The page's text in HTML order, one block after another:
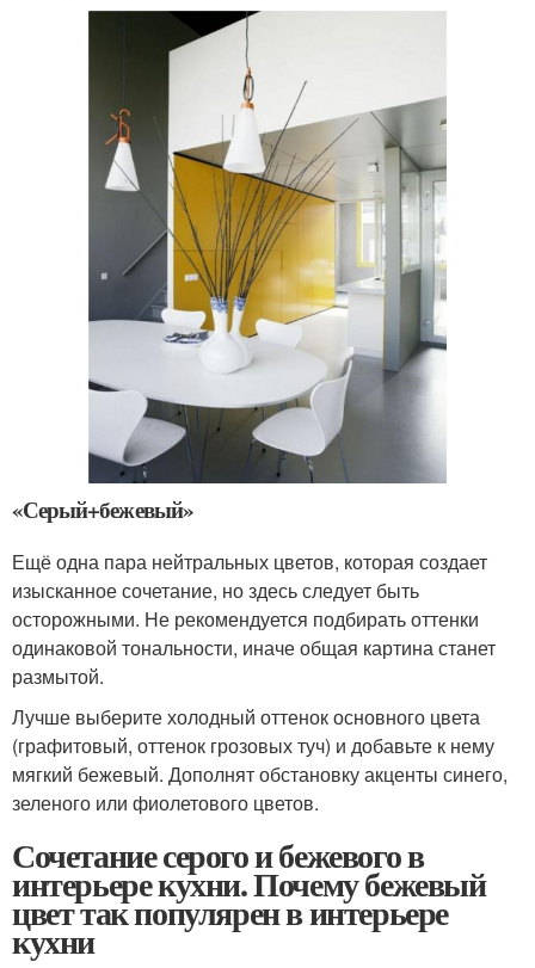
«Серый+бежевый»
Ещё одна пара нейтральных цветов, которая создает
изысканное сочетание, но здесь следует быть
осторожными. Не рекомендуется подбирать оттенки
одинаковой тональности, иначе общая картина станет
размытой.
Лучше выберите холодный оттенок основного цвета
(графитовый, оттенок грозовых туч) и добавьте к нему
мягкий бежевый. Дополнят обстановку акценты синего,
зеленого или фиолетового цветов.
Сочетание серого и бежевого в
интерьере кухни. Почему бежевый
цвет так популярен в интерьере
кухни